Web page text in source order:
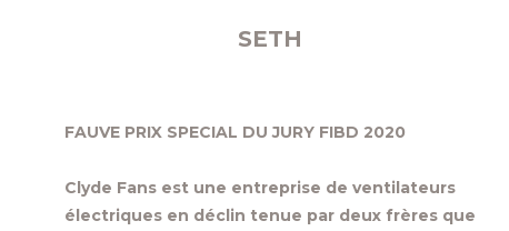
SETH
FAUVE PRIX SPECIAL DU JURY FIBD 2020
Clyde Fans est une entreprise de ventilateurs
électriques en déclin tenue par deux frères que